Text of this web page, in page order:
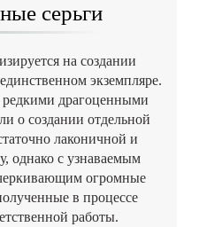
серьги
на создании
экземпляре.
драгоценными
о создании отдельной
лаконичной и
однако с узнаваемым
огромные
в процессе
работы.